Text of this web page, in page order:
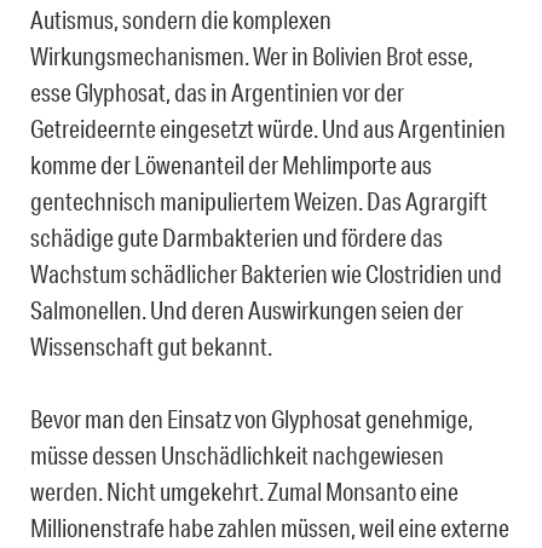
Autismus, sondern die komplexen
Wirkungsmechanismen. Wer in Bolivien Brot esse,
esse Glyphosat, das in Argentinien vor der
Getreideernte eingesetzt würde. Und aus Argentinien
komme der Löwenanteil der Mehlimporte aus
gentechnisch manipuliertem Weizen. Das Agrargift
schädige gute Darmbakterien und fördere das
Wachstum schädlicher Bakterien wie Clostridien und
Salmonellen. Und deren Auswirkungen seien der
Wissenschaft gut bekannt.
Bevor man den Einsatz von Glyphosat genehmige,
müsse dessen Unschädlichkeit nachgewiesen
werden. Nicht umgekehrt. Zumal Monsanto eine
Millionenstrafe habe zahlen müssen, weil eine externe